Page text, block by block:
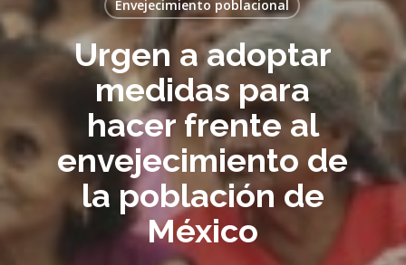
Envejecimiento poblacional
Urgen a adoptar
medidas para
hacer frente al
envejecimiento de
la población de
México